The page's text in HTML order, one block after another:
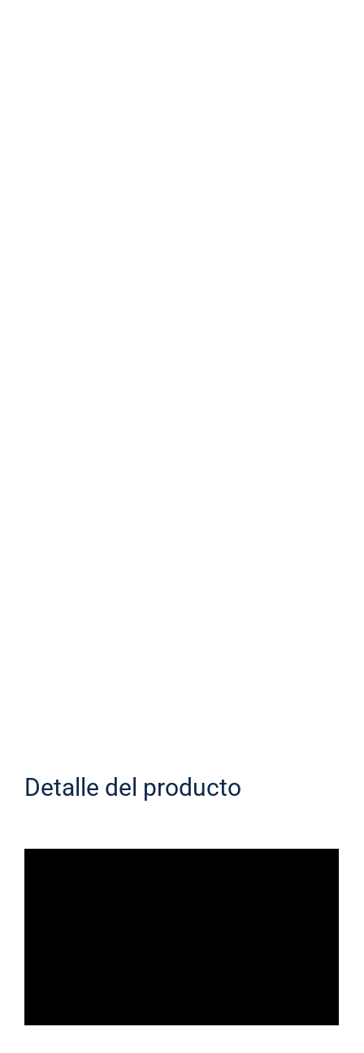
Detalle del producto